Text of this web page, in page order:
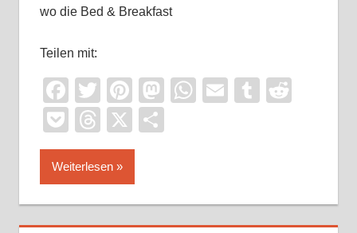
wo die Bed & Breakfast
Teilen mit:
Facebook
TwitterPinterest
Mastodon
WhatsApp
EmailTumblr
PocketThreads
X
Weiterlesen